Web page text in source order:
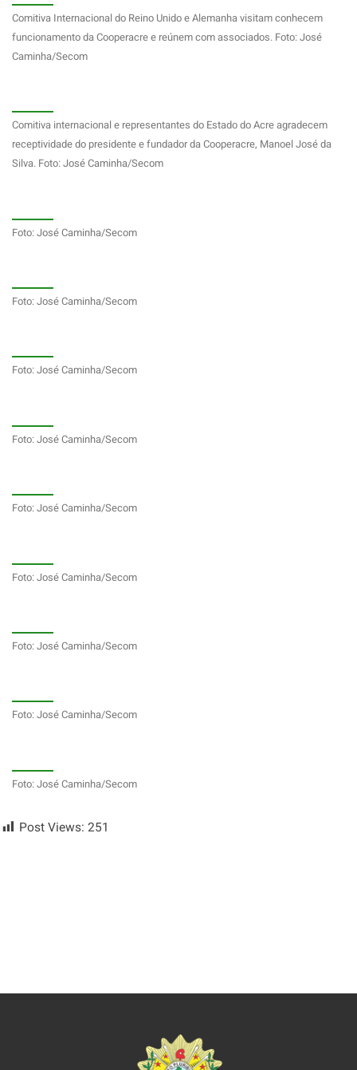
Comitiva Internacional do Reino Unido e Alemanha visitam conhecem
funcionamento da Cooperacre e reúnem com associados. Foto: José
Caminha/Secom
Comitiva internacional e representantes do Estado do Acre agradecem
receptividade do presidente e fundador da Cooperacre, Manoel José da
Silva. Foto: José Caminha/Secom
Foto: José Caminha/Secom
Foto: José Caminha/Secom
Foto: José Caminha/Secom
Foto: José Caminha/Secom
Foto: José Caminha/Secom
Foto: José Caminha/Secom
Foto: José Caminha/Secom
Foto: José Caminha/Secom
Foto: José Caminha/Secom
Post Views: 251